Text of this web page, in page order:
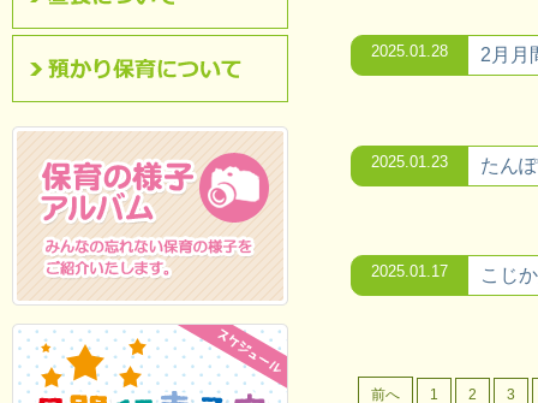
2025.01.28 2月月
2025.01.23 たん
2025.01.17 こじ
前へ 1 2 3
昼食について
育の様子をご紹介いたします。